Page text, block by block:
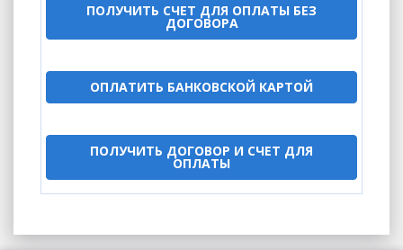
ПОЛУЧИТЬ СЧЕТ ДЛЯ ОПЛАТЫ БЕЗ
ДОГОВОРА
ОПЛАТИТЬ БАНКОВСКОЙ КАРТОЙ
ПОЛУЧИТЬ ДОГОВОР И СЧЕТ ДЛЯ
ОПЛАТЫ